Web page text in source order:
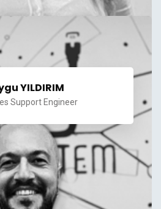
YILDIRIM
Support Engineer